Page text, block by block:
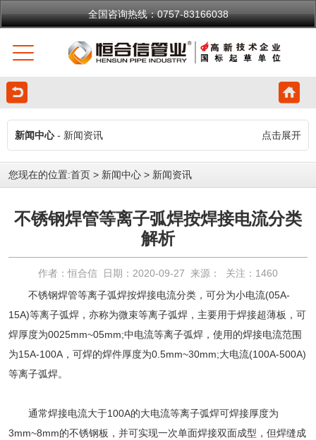
全国咨询热线：0757-83166038
新闻中心- 新闻资讯 点击展开
您现在的位置:首页 > 新闻中心 > 新闻资讯
不锈钢焊管等离子弧焊按焊接电流分类
解析
作者：恒合信 日期：2020-09-27 来源： 关注： 1460
不锈钢焊管等离子弧焊按焊接电流分类，可分为小电流(05A-
15A)等离子弧焊，亦称为微束等离子弧焊，主要用于焊接超薄板，可
焊厚度为0025mm~05mm;中电流等离子弧焊，使用的焊接电流范围
为15A-100A，可焊的焊件厚度为0.5mm~30mm;大电流(100A-500A)
等离子弧焊。
通常焊接电流大于100A的大电流等离子弧焊可焊接厚度为
3mm~8mm的不锈钢板，并可实现一次单面焊接双面成型，但焊缝成